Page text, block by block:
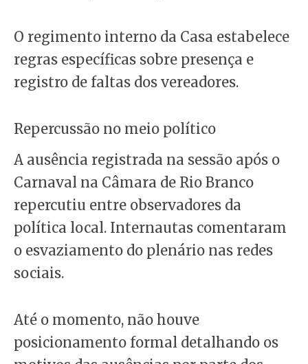
O regimento interno da Casa estabelece
regras específicas sobre presença e
registro de faltas dos vereadores.
Repercussão no meio político
A ausência registrada na sessão após o
Carnaval na Câmara de Rio Branco
repercutiu entre observadores da
política local. Internautas comentaram
o esvaziamento do plenário nas redes
sociais.
Até o momento, não houve
posicionamento formal detalhando os